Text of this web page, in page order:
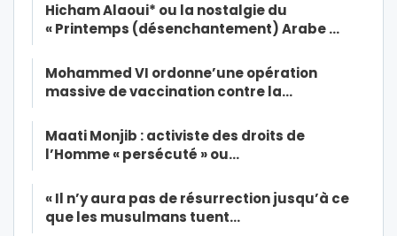
Hicham Alaoui* ou la nostalgie du
« Printemps (désenchantement) Arabe …
Mohammed VI ordonne’une opération
massive de vaccination contre la…
Maati Monjib : activiste des droits de
l’Homme « persécuté » ou…
« Il n’y aura pas de résurrection jusqu’à ce
que les musulmans tuent…